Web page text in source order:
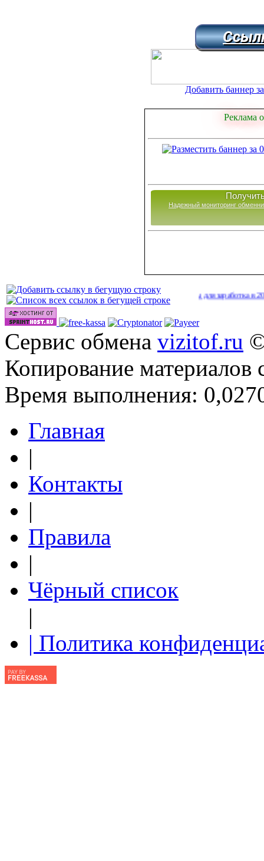
Добавить баннер
Реклама
Надежный мониторинг
Сайты для заработка в 2026 году
Сервис обмена vizitof.ru
Копирование материалов
Время выполнения:
Главная
|
Контакты
|
Правила
|
Чёрный список
|
| Политика